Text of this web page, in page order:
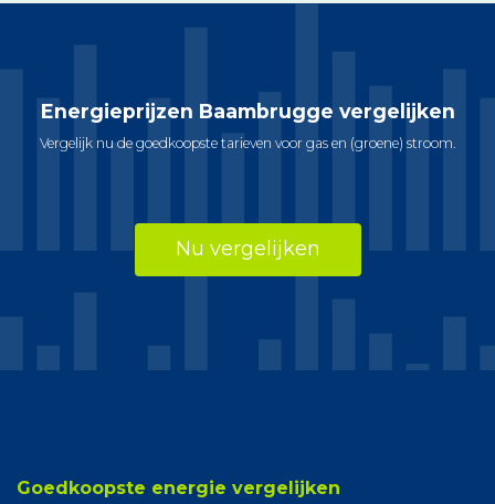
Energieprijzen Baambrugge vergelijken
Vergelijk nu de goedkoopste tarieven voor gas en (groene) stroom.
Nu vergelijken
Goedkoopste energie vergelijken